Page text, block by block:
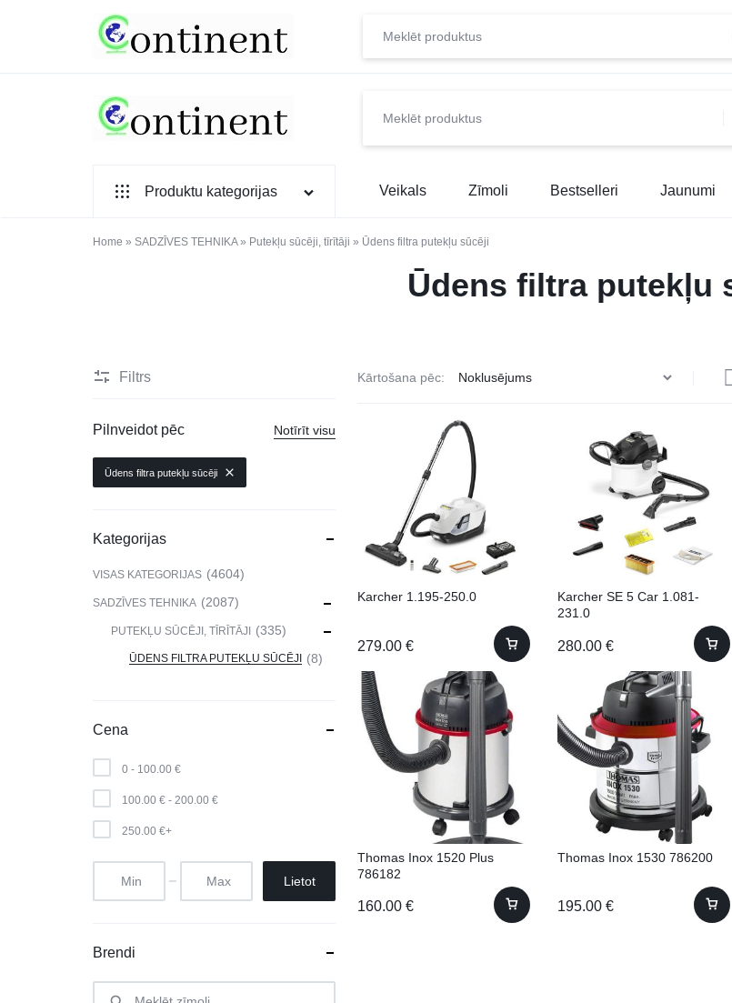
PREČU
INTERNETVEIKALS
Produktu kategorijas
SADZĪVES TEHNIKA
VIEDPULKSTEŅI
SKAISTUMAM UN VESELĪBAI
SPORTAM UN ATPŪTAI
MĀJĀM UN DĀRZAM
Veikals Zīmoli Bestselleri Jaunumi
Home » SADZĪVES TEHNIKA» Putekļu sūcēji, tīrītāji » Ūdens filtra putekļu sūcēji
Ūdens filtra putekļu
Kārtošana pēc:
Karcher 1.195-250.0
279.00€
Karcher SE 5 Car 1.081-
231.0
280.00 €
Thomas Inox 1520 Plus
786182
160.00€
Thomas Inox 1530 786200
195.00 €
Filtrs
Pilnveidot pēc Notīrīt visu
Ūdens filtra putekļu sūcēji
Kategorijas
VISAS KATEGORIJAS 4604
SADZĪVES TEHNIKA 2087
PUTEKĻU SŪCĒJI, TĪRĪTĀJI 335
ŪDENS FILTRA PUTEKĻU SŪCĒJI 8
Cena
0 - 100.00 €
100.00 € - 200.00 €
250.00 €+
Lietot
Brendi